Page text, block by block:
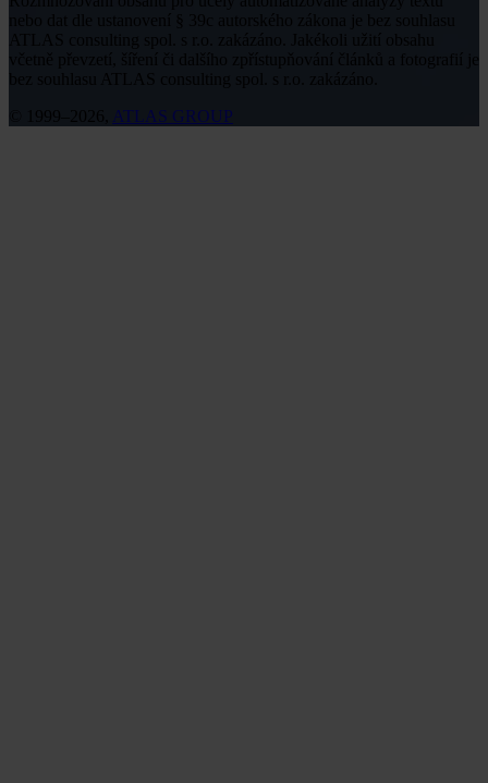
včetně převzetí, šíření či dalšího zpřístupňování článků a fotografií je
ATLAS GROUP